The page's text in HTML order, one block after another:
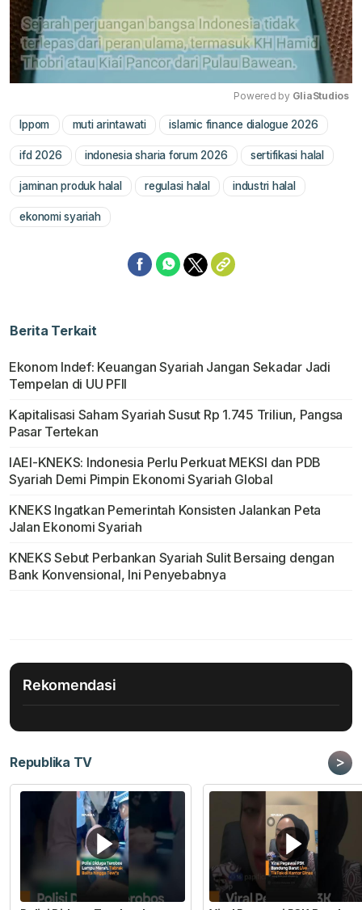
Mute
Powered by GliaStudios
lppom muti arintawati islamic finance dialogue 2026
ifd 2026 indonesia sharia forum 2026 sertifikasi halal
jaminan produk halal regulasi halal industri halal
ekonomi syariah
Berita Terkait
Ekonom Indef: Keuangan Syariah Jangan Sekadar Jadi
Tempelan di UU PFII
Kapitalisasi Saham Syariah Susut Rp 1.745 Triliun, Pangsa
Pasar Tertekan
IAEI-KNEKS: Indonesia Perlu Perkuat MEKSI dan PDB
Syariah Demi Pimpin Ekonomi Syariah Global
KNEKS Ingatkan Pemerintah Konsisten Jalankan Peta
Jalan Ekonomi Syariah
KNEKS Sebut Perbankan Syariah Sulit Bersaing dengan
Bank Konvensional, Ini Penyebabnya
Rekomendasi
Republika TV >